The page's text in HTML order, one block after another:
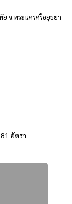
ย จ.พระนครศรีอยุธยา
อัตรา